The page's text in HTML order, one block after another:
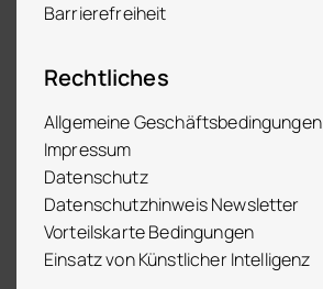
Barrierefreiheit
Rechtliches
Allgemeine Geschäftsbedingungen
Impressum
Datenschutz
Datenschutzhinweis Newsletter
Vorteilskarte Bedingungen
Einsatz von Künstlicher Intelligenz